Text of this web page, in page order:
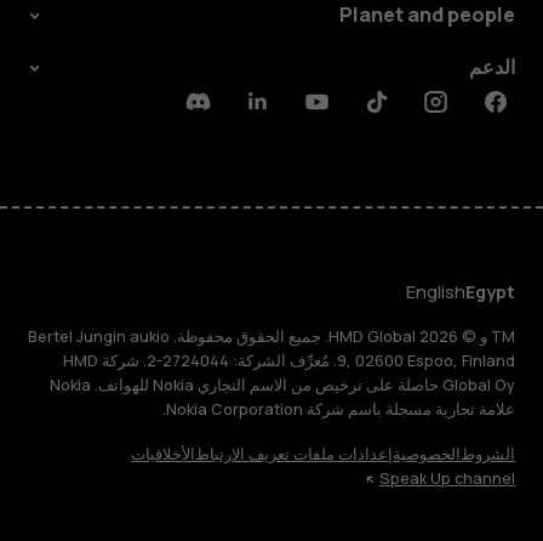
Planet and people
الدعم
Facebook
Instagram
Tiktok
Youtube
Linkedin
Discord
Egypt
English
TM و © 2026 HMD Global. جميع الحقوق محفوظة. Bertel Jungin aukio
9, 02600 Espoo, Finland. مُعرِّف الشركة: 2724044-2. شركة HMD
Global Oy حاصلة على ترخيص من الاسم التجاري Nokia للهواتف. Nokia
علامة تجارية مسجلة باسم شركة Nokia Corporation.
الشروطالخصوصيةإعدادات ملفات تعريف الارتباطالأخلاقيات
Speak Up channel